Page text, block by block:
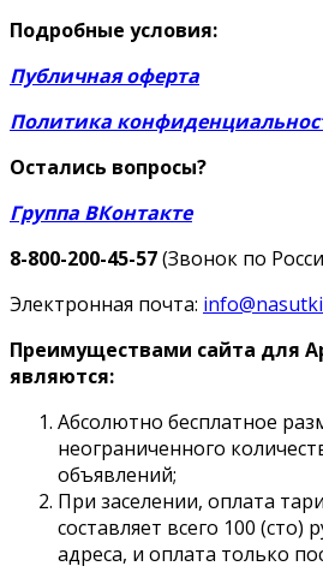
Подробные условия:
Публичная оферта
Политика
Остались вопросы?
Группа ВКонтакте
8-800-200-45-57(Звонок по
Электронная почта:
Преимуществами сайта для
являются:
Абсолютно бесплатное
неограниченного
объявлений;
При заселении, оплата
составляет всего 100 (сто)
адреса, и оплата только